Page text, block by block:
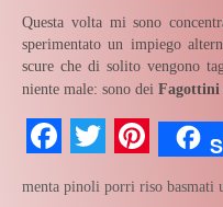
Questa volta mi sono
sperimentato un impiego
scure che di solito vengono
niente male: sono dei
Facebook
Twitter
menta pinoli porri riso basmati